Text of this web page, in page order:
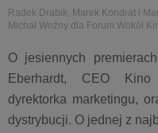
Radek Drabik, Marek Kondrat i
Michał Woźny dla Forum Wokół
O jesiennych
Eberhardt, CEO
dyrektorka marketingu,
dystrybucji. O jednej z